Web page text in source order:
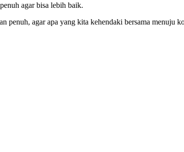
agar bisa lebih baik.
agar apa yang kita kehendaki bersama menuju